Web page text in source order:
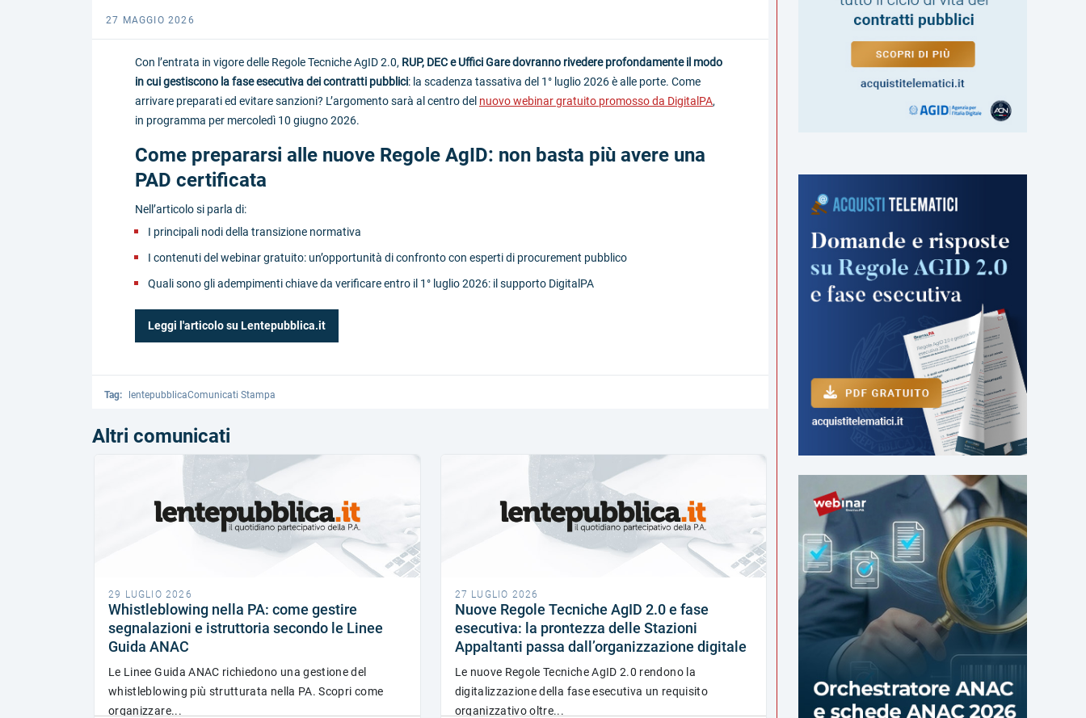
27 MAGGIO 2026
Con l’entrata in vigore delle Regole Tecniche AgID 2.0, RUP, DEC e Uffici Gare dovranno rivedere profondamente il modo
in cui gestiscono la fase esecutiva dei contratti pubblici: la scadenza tassativa del 1° luglio 2026 è alle porte. Come
arrivare preparati ed evitare sanzioni? L’argomento sarà al centro del nuovo webinar gratuito promosso da DigitalPA,
in programma per mercoledì 10 giugno 2026.
Come prepararsi alle nuove Regole AgID: non basta più avere una
PAD certificata
Nell’articolo si parla di:
I principali nodi della transizione normativa
I contenuti del webinar gratuito: un’opportunità di confronto con esperti di procurement pubblico
Quali sono gli adempimenti chiave da verificare entro il 1° luglio 2026: il supporto DigitalPA
Leggi l'articolo su Lentepubblica.it
Tag: lentepubblicaComunicati Stampa
Altri comunicati
29 LUGLIO 2026
Whistleblowing nella PA: come gestire
segnalazioni e istruttoria secondo le Linee
Guida ANAC
Le Linee Guida ANAC richiedono una gestione del
whistleblowing più strutturata nella PA. Scopri come
organizzare...
27 LUGLIO 2026
Nuove Regole Tecniche AgID 2.0 e fase
esecutiva: la prontezza delle Stazioni
Appaltanti passa dall’organizzazione digitale
Le nuove Regole Tecniche AgID 2.0 rendono la
digitalizzazione della fase esecutiva un requisito
organizzativo oltre...